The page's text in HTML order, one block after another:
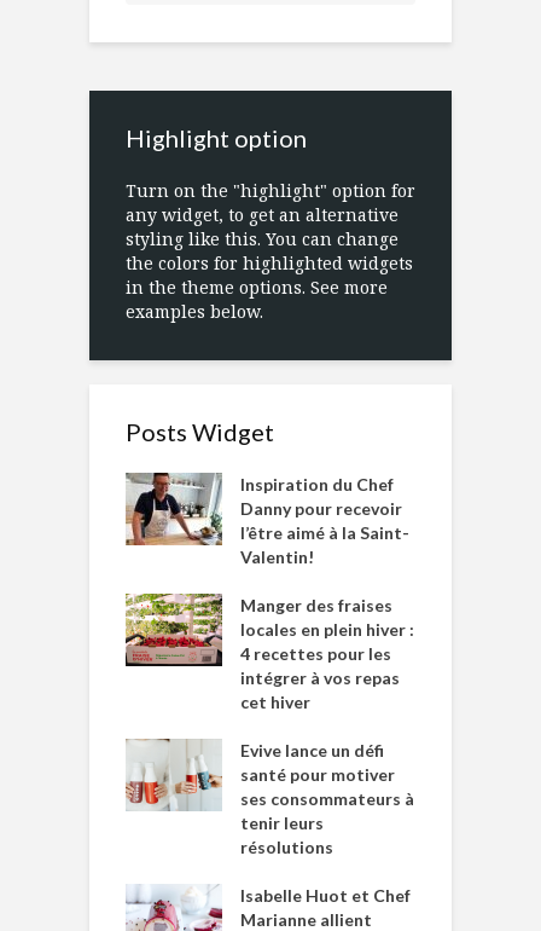
Highlight option
Turn on the "highlight" option for
any widget, to get an alternative
styling like this. You can change
the colors for highlighted widgets
in the theme options. See more
examples below.
Posts Widget
Inspiration du Chef
Danny pour recevoir
l’être aimé à la Saint-
Valentin!
Manger des fraises
locales en plein hiver :
4 recettes pour les
intégrer à vos repas
cet hiver
Evive lance un défi
santé pour motiver
ses consommateurs à
tenir leurs
résolutions
Isabelle Huot et Chef
Marianne allient